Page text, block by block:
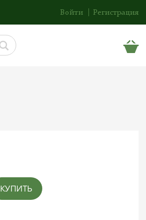
Войти Регистрация
КУПИТЬ